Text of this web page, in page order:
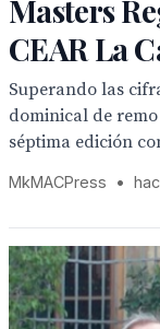
Masters
CEAR La
Superando las
dominical de remo
séptima edición
MkMACPress •